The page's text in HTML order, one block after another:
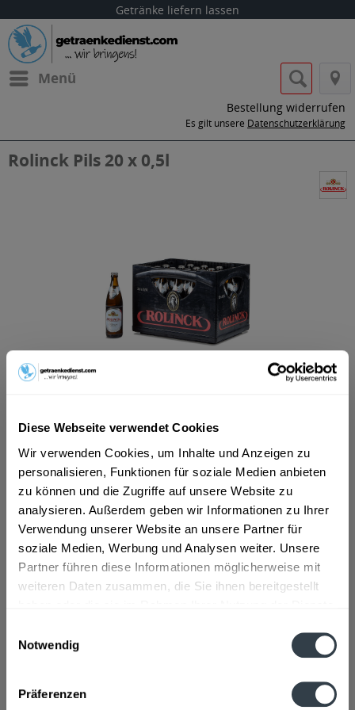
Diese Webseite verwendet Cookies
Wir verwenden Cookies, um Inhalte und Anzeigen zu
personalisieren, Funktionen für soziale Medien anbieten
zu können und die Zugriffe auf unsere Website zu
analysieren. Außerdem geben wir Informationen zu Ihrer
Verwendung unserer Website an unsere Partner für
soziale Medien, Werbung und Analysen weiter. Unsere
Partner führen diese Informationen möglicherweise mit
weiteren Daten zusammen, die Sie ihnen bereitgestellt
Notwendig
Präferenzen
Getränke liefern lassen
Menü
Bestellung widerrufen
Es gilt unsere Datenschutzerklärung
Rolinck Pils 20 x 0,5l
inkl. MwSt.ggf. zzgl. Erschwerniszuschlag
Vorrätig
MEHRWEG
+3,10 € Pfand
In den Warenkorb
Artikel-Nr.:
32277
Verfügbar in:
Zutaten und Allergene